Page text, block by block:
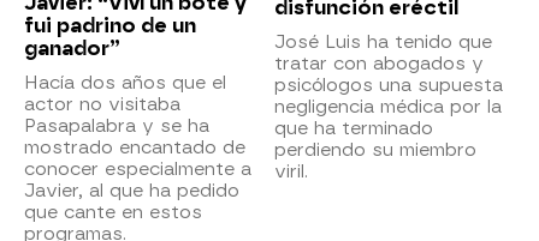
fui padrino de un
ganador”
Hacía dos años que el
actor no visitaba
Pasapalabra y se ha
mostrado encantado de
conocer especialmente a
Javier, al que ha pedido
que cante en estos
programas.
disfunción eréctil
José Luis ha tenido que
tratar con abogados y
psicólogos una supuesta
negligencia médica por la
que ha terminado
perdiendo su miembro
viril.